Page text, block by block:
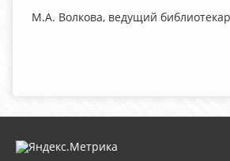
М.А. Волкова, ведущий